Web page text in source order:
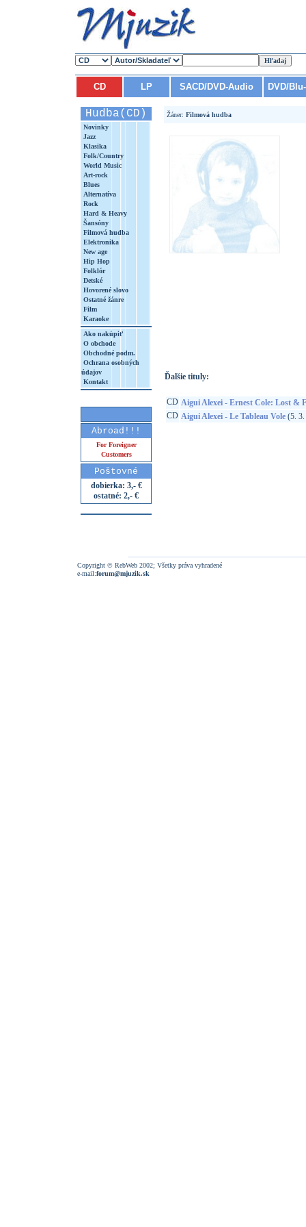
CD LP SACD/DVD-Audio DVD/
Hudba(CD)
Novinky
Jazz
Klasika
Folk/Country
World Music
Art-rock
Blues
Alternatíva
Rock
Hard & Heavy
Šansóny
Filmová hudba
Elektronika
New age
Hip Hop
Folklór
Detské
Hovorené slovo
Ostatné žánre
Film
Karaoke
Ako nakúpiť
O obchode
Obchodné podm.
Ochrana osobných
údajov
Kontakt
Abroad!!!
For Foreigner
Customers
Poštovné
dobierka: 3,- €
ostatné: 2,- €
Žáner: Filmová hudba
Ďalšie tituly:
CD Aigui Alexei - Ernest Cole: Lost &
CD Aigui Alexei - Le Tableau Vole (5.
Copyright © RebWeb 2002; Všetky práva vyhradené
e-mail:forum@mjuzik.sk